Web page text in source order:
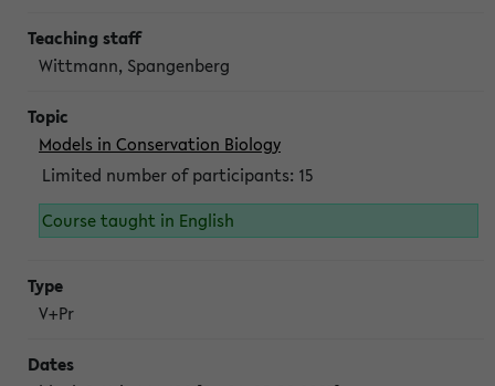
Wittmann, Spangenberg
Models in Conservation Biology
Limited number of participants: 15
Course taught in English
V+Pr